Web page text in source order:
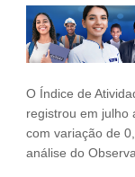
Fale Conosco
NOSSAS
VAGAS
O Índice de
registrou em julho
com variação de
análise do